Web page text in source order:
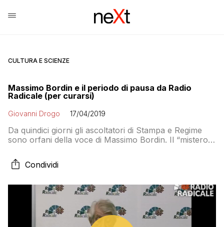
CULTURA E SCIENZE
Massimo Bordin e il periodo di pausa da Radio
Radicale (per curarsi)
Giovanni Drogo 17/04/2019
Da quindici giorni gli ascoltatori di Stampa e Regime
sono orfani della voce di Massimo Bordin. Il “mistero”
ha temporaneamente sostituito lo storico conduttore
della rassegna stampa radicale
Condividi